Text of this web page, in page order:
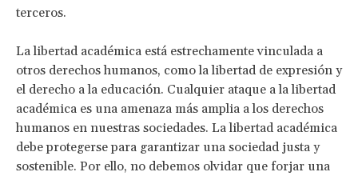
terceros.
La libertad académica está estrechamente vinculada a
otros derechos humanos, como la libertad de expresión y
el derecho a la educación. Cualquier ataque a la libertad
académica es una amenaza más amplia a los derechos
humanos en nuestras sociedades. La libertad académica
debe protegerse para garantizar una sociedad justa y
sostenible. Por ello, no debemos olvidar que forjar una